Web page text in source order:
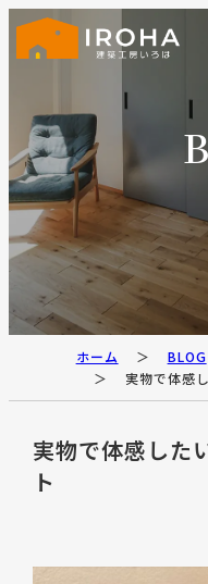
ホーム
BLOG
実物で体感
実物で体感した
ト